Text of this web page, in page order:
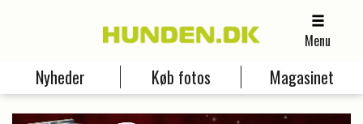
Menu
Nyheder Køb fotos Magasinet